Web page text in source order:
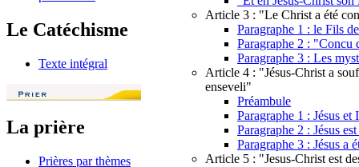
Le Catéchisme
Texte intégral
La prière
Prières par thèmes
Article 3 : "Le Christ a été
Paragraphe 1 : le Fils
Paragraphe 2 : "Concu
Paragraphe 3 : Les
Article 4 : "Jésus-Christ a
enseveli"
Préambule
Paragraphe 1 : Jésus et
Paragraphe 2 : Jésus
Paragraphe 3 : Jésus a
Article 5 : "Jesus-Christ est